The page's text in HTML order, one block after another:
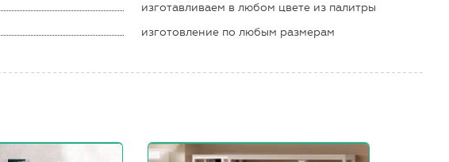
изготавливаем в любом цвете из палитры
изготовление по любым размерам